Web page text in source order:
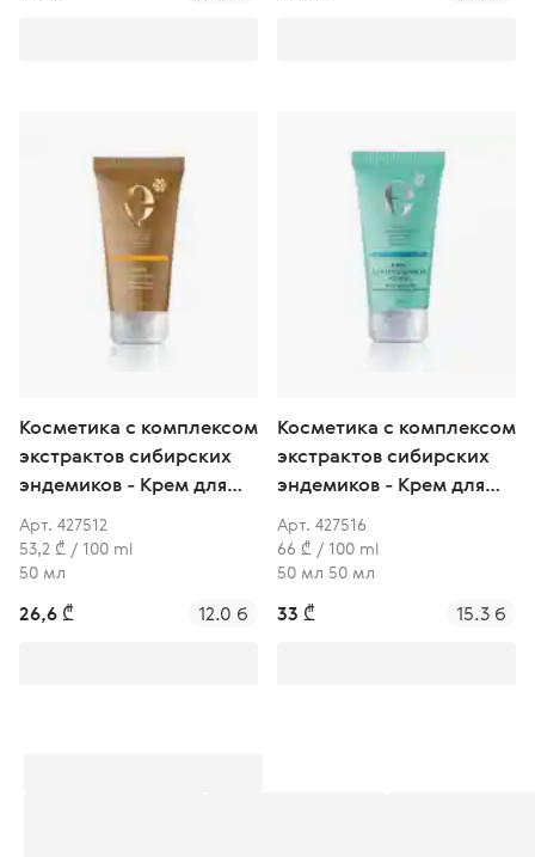
Косметика с комплексом
экстрактов сибирских
эндемиков - Крем для
лица с омега-кислотами
и бета-каротином
Арт. 427512
53,2 ₾ / 100 ml
50 мл
26,6 ₾ 12.0 б
Косметика с комплексом
экстрактов сибирских
эндемиков - Крем для
проблемной кожи
Арт. 427516
66 ₾ / 100 ml
50 мл 50 мл
33 ₾ 15.3 б